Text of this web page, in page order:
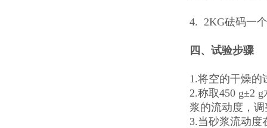
4. 2KG砝码一
四、试验步骤
1.将空的干燥的
2.称取450 g±2
浆的流动度，
3.当砂浆流动度